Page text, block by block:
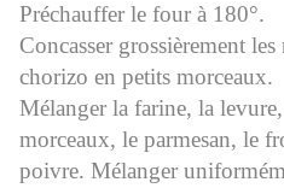
Préchauffer le four à 180°.
Concasser grossièrement
chorizo en petits morceaux.
Mélanger la farine, la
morceaux, le parmesan, le
poivre. Mélanger